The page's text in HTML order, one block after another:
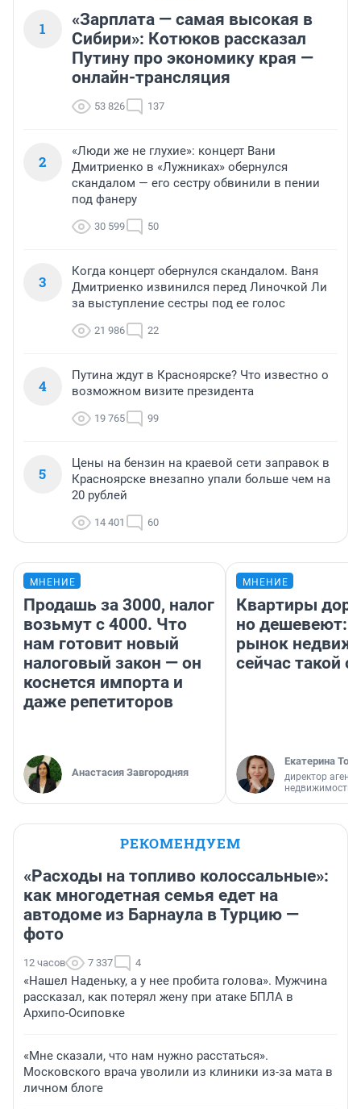
1
«Зарплата — самая высокая в
Сибири»: Котюков рассказал
Путину про экономику края —
онлайн-трансляция
53 826 137
2
«Люди же не глухие»: концерт Вани
Дмитриенко в «Лужниках» обернулся
скандалом — его сестру обвинили в пении
под фанеру
30 599 50
3
Когда концерт обернулся скандалом. Ваня
Дмитриенко извинился перед Линочкой Ли
за выступление сестры под ее голос
21 986 22
4
Путина ждут в Красноярске? Что известно о
возможном визите президента
19 765 99
5
Цены на бензин на краевой сети заправок в
Красноярске внезапно упали больше чем на
20 рублей
14 401 60
МНЕНИЕ
Продашь за 3000, налог
возьмут с 4000. Что
нам готовит новый
налоговый закон — он
коснется импорта и
даже репетиторов
Анастасия Завгородняя
МНЕНИЕ
Квартиры
но дешевеют:
рынок
сейчас такой
Екатерина
директор
недвижимости
РЕКОМЕНДУЕМ
«Расходы на топливо колоссальные»:
как многодетная семья едет на
автодоме из Барнаула в Турцию —
фото
12 часов 7 337 4
«Нашел Наденьку, а у нее пробита голова». Мужчина
рассказал, как потерял жену при атаке БПЛА в
Архипо-Осиповке
«Мне сказали, что нам нужно расстаться».
Московского врача уволили из клиники из-за мата в
личном блоге